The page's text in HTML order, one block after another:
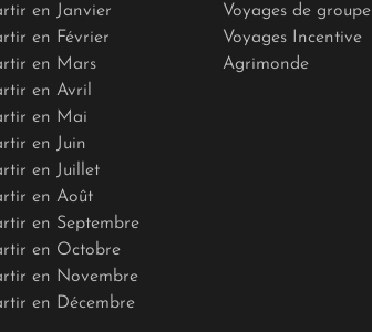
en Janvier
en Février
en Mars
en Avril
en Mai
en Juin
en Juillet
en Août
en Septembre
en Octobre
en Novembre
en Décembre
Voyages de groupe
Voyages Incentive
Agrimonde